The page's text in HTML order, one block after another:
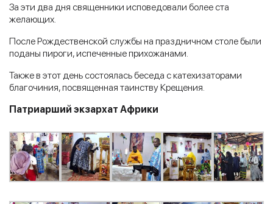
За эти два дня священники исповедовали более ста
желающих.
После Рождественской службы на праздничном столе были
поданы пироги, испеченные прихожанами.
Также в этот день состоялась беседа с катехизаторами
благочиния, посвященная таинству Крещения.
Патриарший экзархат Африки